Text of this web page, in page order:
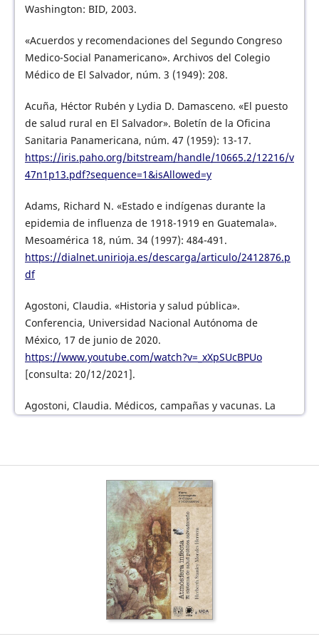
Washington: BID, 2003.
«Acuerdos y recomendaciones del Segundo Congreso
Medico-Social Panamericano». Archivos del Colegio
Médico de El Salvador, núm. 3 (1949): 208.
Acuña, Héctor Rubén y Lydia D. Damasceno. «El puesto
de salud rural en El Salvador». Boletín de la Oficina
Sanitaria Panamericana, núm. 47 (1959): 13-17.
https://iris.paho.org/bitstream/handle/10665.2/12216/v
47n1p13.pdf?sequence=1&isAllowed=y
Adams, Richard N. «Estado e indígenas durante la
epidemia de influenza de 1918-1919 en Guatemala».
Mesoamérica 18, núm. 34 (1997): 484-491.
https://dialnet.unirioja.es/descarga/articulo/2412876.p
df
Agostoni, Claudia. «Historia y salud pública».
Conferencia, Universidad Nacional Autónoma de
México, 17 de junio de 2020.
https://www.youtube.com/watch?v=_xXpSUcBPUo
[consulta: 20/12/2021].
Agostoni, Claudia. Médicos, campañas y vacunas. La
Allwood Paredes, Juan. «Organismos médicos
internacionales». Archivos del Colegio Médico de El
Salvador, núm. 4 (1949): 269-271.
Almeida, Paul. Olas de movilización popular:
movimientos sociales en El Salvador 1925-2010. San
Salvador: UCA Editores, 2011.
Alvarenga Venutolo, Patricia. «Los marginados en la